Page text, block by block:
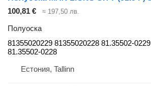
100,81 € ≈ 197,50 лв.
Полуоска
81355020229 81355020228 81.35502-0229
81.35502-0228
Естония, Tallinn